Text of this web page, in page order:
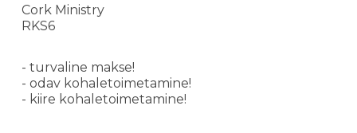
Cork Ministry
RKS6
- turvaline makse!
- odav kohaletoimetamine!
- kiire kohaletoimetamine!